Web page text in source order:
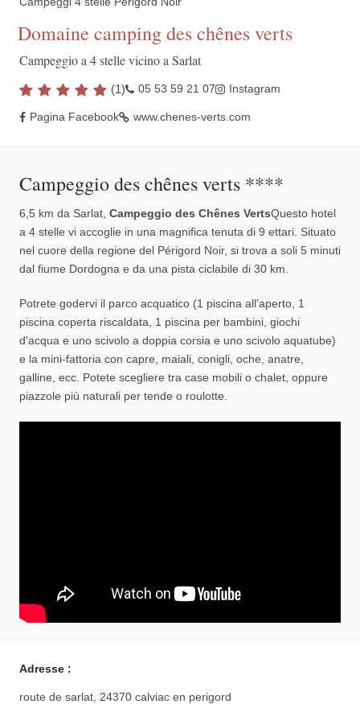
Domaine camping des chênes verts
Campeggio a 4 stelle vicino a Sarlat
(1) 05 53 59 21 07 Instagram
Pagina Facebook www.chenes-verts.com
Campeggio des chênes verts ****
6,5 km da Sarlat, Campeggio des Chênes VertsQuesto hotel
a 4 stelle vi accoglie in una magnifica tenuta di 9 ettari. Situato
nel cuore della regione del Périgord Noir, si trova a soli 5 minuti
dal fiume Dordogna e da una pista ciclabile di 30 km.
Potrete godervi il parco acquatico (1 piscina all'aperto, 1
piscina coperta riscaldata, 1 piscina per bambini, giochi
d'acqua e uno scivolo a doppia corsia e uno scivolo aquatube)
e la mini-fattoria con capre, maiali, conigli, oche, anatre,
galline, ecc. Potete scegliere tra case mobili o chalet, oppure
piazzole più naturali per tende o roulotte.
Adresse :
route de sarlat, 24370 calviac en perigord